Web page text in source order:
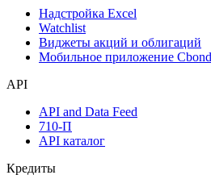
Календарь инвестора
Инструментарий
Мобильное приложение Cbonds
API
API and Data Feed